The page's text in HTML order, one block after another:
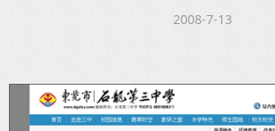
2008-7-13